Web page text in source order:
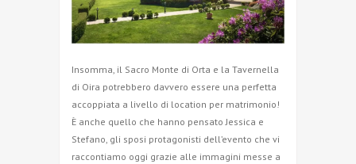
Insomma, il Sacro Monte di Orta e la Tavernella
di Oira potrebbero davvero essere una perfetta
accoppiata a livello di location per matrimonio!
È anche quello che hanno pensato Jessica e
Stefano, gli sposi protagonisti dell’evento che vi
raccontiamo oggi grazie alle immagini messe a